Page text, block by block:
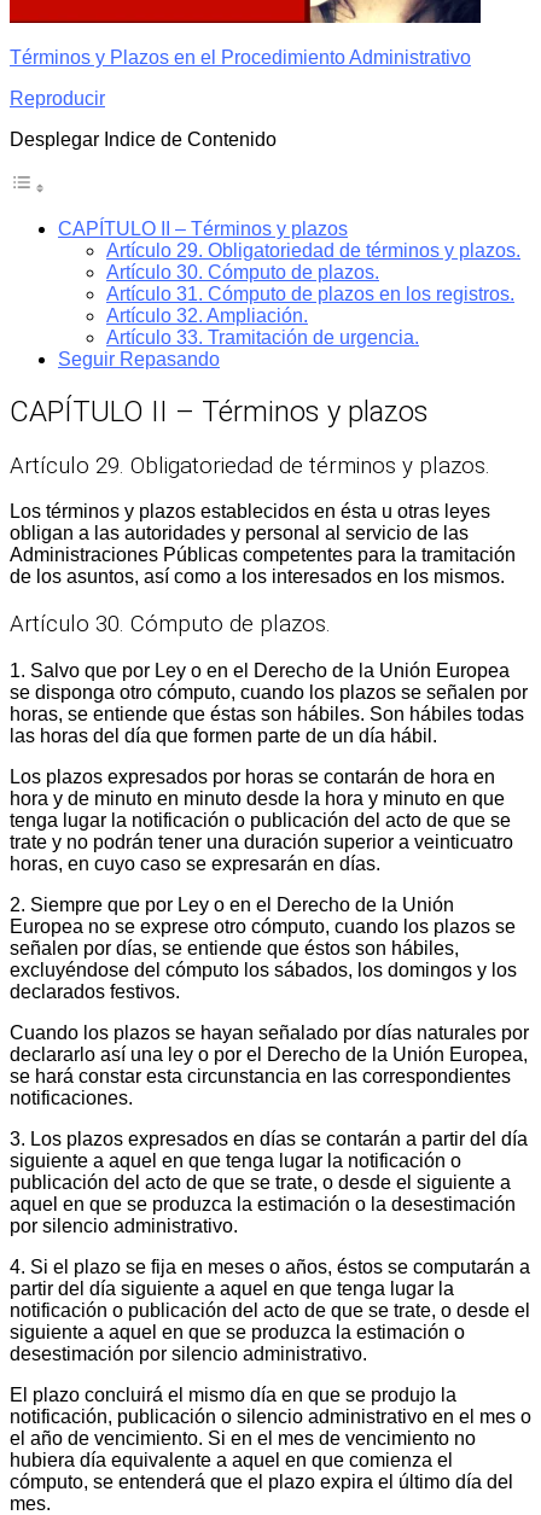
Términos y Plazos en el Procedimiento Administrativo
Reproducir
Desplegar Indice de Contenido
CAPÍTULO II – Términos y plazos
Artículo 29. Obligatoriedad de términos y plazos.
Artículo 30. Cómputo de plazos.
Artículo 31. Cómputo de plazos en los registros.
Artículo 32. Ampliación.
Artículo 33. Tramitación de urgencia.
Seguir Repasando
CAPÍTULO II – Términos y plazos
Artículo 29. Obligatoriedad de términos y plazos.
Los términos y plazos establecidos en ésta u otras leyes
obligan a las autoridades y personal al servicio de las
Administraciones Públicas competentes para la tramitación
de los asuntos, así como a los interesados en los mismos.
Artículo 30. Cómputo de plazos.
1. Salvo que por Ley o en el Derecho de la Unión Europea
se disponga otro cómputo, cuando los plazos se señalen por
horas, se entiende que éstas son hábiles. Son hábiles todas
las horas del día que formen parte de un día hábil.
Los plazos expresados por horas se contarán de hora en
hora y de minuto en minuto desde la hora y minuto en que
tenga lugar la notificación o publicación del acto de que se
trate y no podrán tener una duración superior a veinticuatro
horas, en cuyo caso se expresarán en días.
2. Siempre que por Ley o en el Derecho de la Unión
Europea no se exprese otro cómputo, cuando los plazos se
señalen por días, se entiende que éstos son hábiles,
excluyéndose del cómputo los sábados, los domingos y los
declarados festivos.
Cuando los plazos se hayan señalado por días naturales por
declararlo así una ley o por el Derecho de la Unión Europea,
se hará constar esta circunstancia en las correspondientes
notificaciones.
3. Los plazos expresados en días se contarán a partir del día
siguiente a aquel en que tenga lugar la notificación o
publicación del acto de que se trate, o desde el siguiente a
aquel en que se produzca la estimación o la desestimación
por silencio administrativo.
4. Si el plazo se fija en meses o años, éstos se computarán a
partir del día siguiente a aquel en que tenga lugar la
notificación o publicación del acto de que se trate, o desde el
siguiente a aquel en que se produzca la estimación o
desestimación por silencio administrativo.
El plazo concluirá el mismo día en que se produjo la
notificación, publicación o silencio administrativo en el mes o
el año de vencimiento. Si en el mes de vencimiento no
hubiera día equivalente a aquel en que comienza el
cómputo, se entenderá que el plazo expira el último día del
mes.